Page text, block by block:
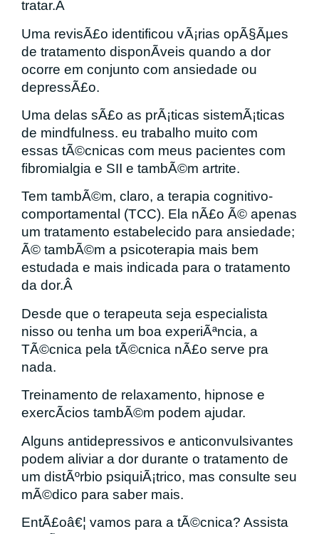
tratar.Â
Uma revisÃ£o identificou vÃ¡rias opÃ§Ãµes
de tratamento disponÃ­veis quando a dor
ocorre em conjunto com ansiedade ou
depressÃ£o.
Uma delas sÃ£o as prÃ¡ticas sistemÃ¡ticas
de mindfulness. eu trabalho muito com
essas tÃ©cnicas com meus pacientes com
fibromialgia e SII e tambÃ©m artrite.
Tem tambÃ©m, claro, a terapia cognitivo-
comportamental (TCC). Ela nÃ£o Ã© apenas
um tratamento estabelecido para ansiedade;
Ã© tambÃ©m a psicoterapia mais bem
estudada e mais indicada para o tratamento
da dor.Â
Desde que o terapeuta seja especialista
nisso ou tenha um boa experiÃªncia, a
TÃ©cnica pela tÃ©cnica nÃ£o serve pra
nada.
Treinamento de relaxamento, hipnose e
exercÃ­cios tambÃ©m podem ajudar.
Alguns antidepressivos e anticonvulsivantes
podem aliviar a dor durante o tratamento de
um distÃºrbio psiquiÃ¡trico, mas consulte seu
mÃ©dico para saber mais.
EntÃ£oâ€¦ vamos para a tÃ©cnica? Assista